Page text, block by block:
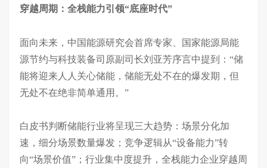
穿越周期：全栈能力引领“底座时代”
面向未来， 中国能源研究会首席专家、国家能源局能
源节约与科技装备司原副司长刘亚芳序言中提到： “储
能将迎来人人关心储能，储能无处不在的爆发期，但
无处不在绝非简单通用。”
白皮书判断储能行业将呈现三大趋势：场景分化加
速，细分场景数量爆发；竞争逻辑从“设备能力”转
向“场景价值”；行业集中度提升，全栈能力企业穿越周